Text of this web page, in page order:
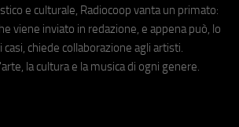
e culturale, Radiocoop vanta un primato:
viene inviato in redazione, e appena può, lo
casi, chiede collaborazione agli artisti.
la cultura e la musica di ogni genere.